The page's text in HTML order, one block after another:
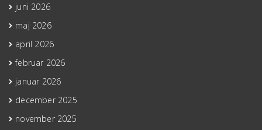
juni 2026
maj 2026
april 2026
februar 2026
januar 2026
december 2025
november 2025